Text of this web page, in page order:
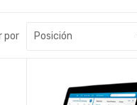
por